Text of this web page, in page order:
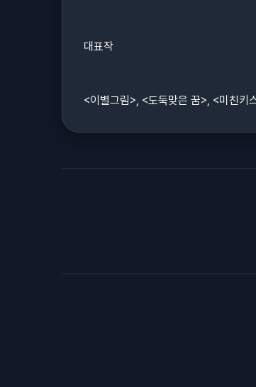
대표작
<이별그림>, <도둑맞은 꿈>, <미친